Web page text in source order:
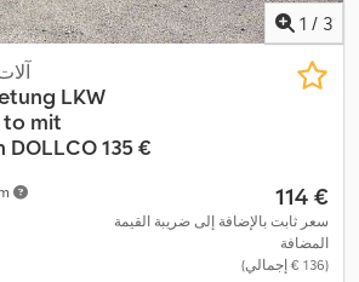
1 / 3
LKW
to mit
135 €
‏114 €
سعر ثابت بالإضافة إلى ضريبة القيمة
المضافة
(‏136 € إجمالي)